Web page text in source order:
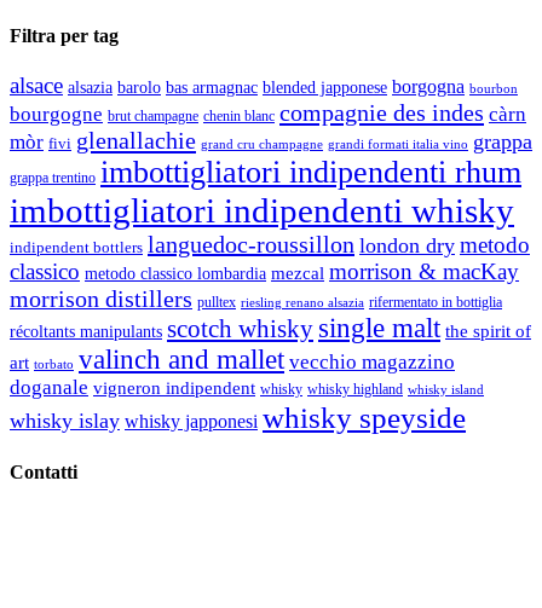
Filtra per tag
alsace alsazia barolo bas armagnac blended japponese borgogna bourbon
bourgogne brut champagne chenin blanc compagnie des indes càrn
mòr fivi glenallachie grand cru champagne grandi formati italia vino grappa
grappa trentino imbottigliatori indipendenti rhum
imbottigliatori indipendenti whisky
indipendent bottlers languedoc-roussillon london dry metodo
classico metodo classico lombardia mezcal morrison & macKay
morrison distillers pulltex riesling renano alsazia rifermentato in bottiglia
récoltants manipulants scotch whisky single malt the spirit of
art torbato valinch and mallet vecchio magazzino
doganale vigneron indipendent whisky whisky highland whisky island
whisky islay whisky japponesi whisky speyside
Contatti